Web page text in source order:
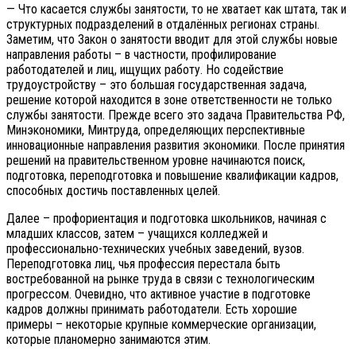
— Что касается службы занятости, то не хватает как штата, так и
структурных подразделений в отдалённых регионах страны.
Заметим, что Закон о занятости вводит для этой службы новые
направления работы – в частности, профилирование
работодателей и лиц, ищущих работу. Но содействие
трудоустройству – это большая государственная задача,
решение которой находится в зоне ответственности не только
службы занятости. Прежде всего это задача Правительства РФ,
Минэкономики, Минтруда, определяющих перспективные
инновационные направления развития экономики. После принятия
решений на правительственном уровне начинаются поиск,
подготовка, переподготовка и повышение квалификации кадров,
способных достичь поставленных целей.
Далее – профориентация и подготовка школьников, начиная с
младших классов, затем – учащихся колледжей и
профессионально-технических учебных заведений, вузов.
Переподготовка лиц, чья профессия перестала быть
востребованной на рынке труда в связи с технологическим
прогрессом. Очевидно, что активное участие в подготовке
кадров должны принимать работодатели. Есть хорошие
примеры – некоторые крупные коммерческие организации,
которые планомерно занимаются этим.